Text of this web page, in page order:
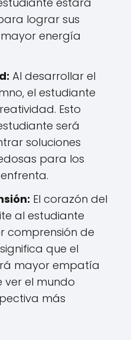
lograr sus
energía
Al desarrollar el
el estudiante
Esto
será
soluciones
para los
El corazón del
al estudiante
comprensión de
que el
mayor empatía
ver el mundo
más